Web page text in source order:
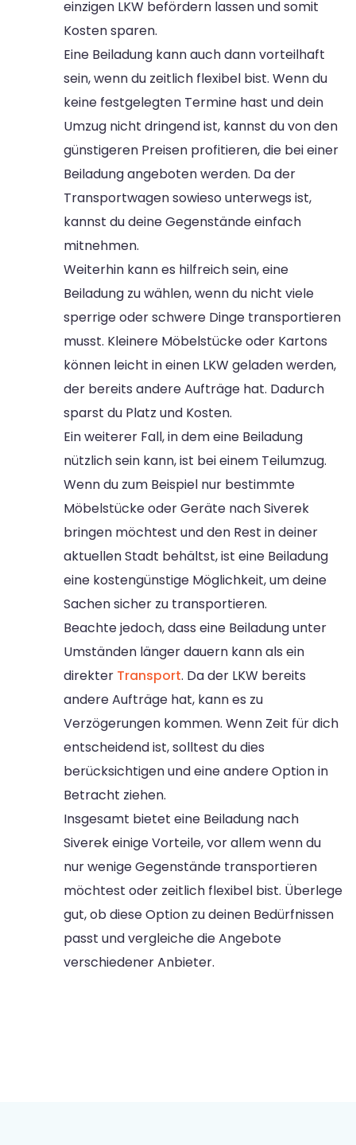
einzigen LKW befördern lassen und somit
Kosten sparen.
Eine Beiladung kann auch dann vorteilhaft
sein, wenn du zeitlich flexibel bist. Wenn du
keine festgelegten Termine hast und dein
Umzug nicht dringend ist, kannst du von den
günstigeren Preisen profitieren, die bei einer
Beiladung angeboten werden. Da der
Transportwagen sowieso unterwegs ist,
kannst du deine Gegenstände einfach
mitnehmen.
Weiterhin kann es hilfreich sein, eine
Beiladung zu wählen, wenn du nicht viele
sperrige oder schwere Dinge transportieren
musst. Kleinere Möbelstücke oder Kartons
können leicht in einen LKW geladen werden,
der bereits andere Aufträge hat. Dadurch
sparst du Platz und Kosten.
Ein weiterer Fall, in dem eine Beiladung
nützlich sein kann, ist bei einem Teilumzug.
Wenn du zum Beispiel nur bestimmte
Möbelstücke oder Geräte nach Siverek
bringen möchtest und den Rest in deiner
aktuellen Stadt behältst, ist eine Beiladung
eine kostengünstige Möglichkeit, um deine
Sachen sicher zu transportieren.
Beachte jedoch, dass eine Beiladung unter
Umständen länger dauern kann als ein
direkter Transport. Da der LKW bereits
andere Aufträge hat, kann es zu
Verzögerungen kommen. Wenn Zeit für dich
entscheidend ist, solltest du dies
berücksichtigen und eine andere Option in
Betracht ziehen.
Insgesamt bietet eine Beiladung nach
Siverek einige Vorteile, vor allem wenn du
nur wenige Gegenstände transportieren
möchtest oder zeitlich flexibel bist. Überlege
gut, ob diese Option zu deinen Bedürfnissen
passt und vergleiche die Angebote
verschiedener Anbieter.